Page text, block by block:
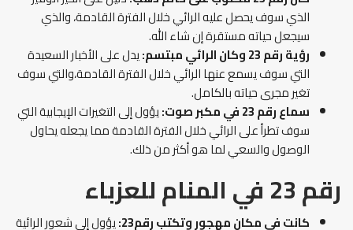
الذي سوف يحصل عليه الرائي خلال الفترة القادمة، والذي
سيجعل حياته مستقرة إن شاء الله.
رؤية رقم 23 وكان الرائي مبتسم:
يدل على الأخبار السعيدة
التي سوف يسمع عنها الرائي خلال الفترة القادمة،والتي سوف
تغير مجرى حياته بالكامل.
سماع رقم 23 في مكبر صوت:
يؤول إلى التغيرات الإيجابية التي
سوف تطرأ على الرائي خلال الفترة القادمة مما يجعله يحاول
الوصول والسعي لما هو أكثر من ذلك.
رقم 23 في المنام للعزباء
كانت في مكان مهجور وتكتب رقم23:
يؤول إلى شعور الرائية